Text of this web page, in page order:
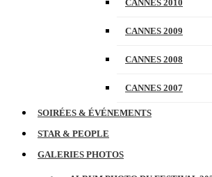
CANNES 2010
CANNES 2009
CANNES 2008
CANNES 2007
SOIRÉES & ÉVÉNEMENTS
STAR & PEOPLE
GALERIES PHOTOS